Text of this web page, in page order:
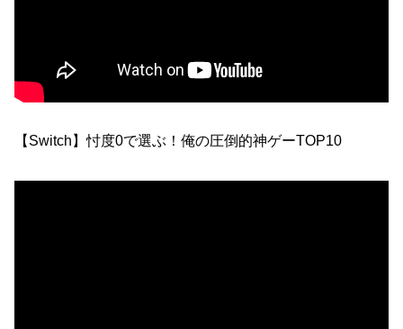
【Switch】忖度0で選ぶ！俺の圧倒的神ゲーTOP10